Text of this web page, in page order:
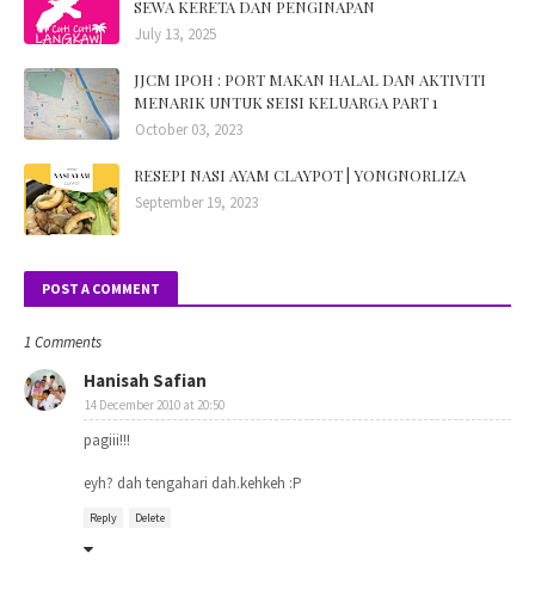
SEWA KERETA DAN PENGINAPAN
July 13, 2025
JJCM IPOH : PORT MAKAN HALAL DAN AKTIVITI
MENARIK UNTUK SEISI KELUARGA PART 1
October 03, 2023
RESEPI NASI AYAM CLAYPOT | YONGNORLIZA
September 19, 2023
POST A COMMENT
1 Comments
Hanisah Safian
14 December 2010 at 20:50
pagiii!!!
eyh? dah tengahari dah.kehkeh :P
Reply Delete